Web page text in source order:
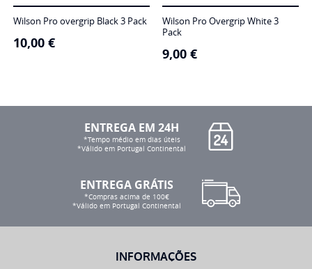
Wilson Pro overgrip Black 3 Pack
10,00 €
Wilson Pro Overgrip White 3
Pack
9,00 €
ENTREGA EM 24H
*Tempo médio em dias úteis
*Válido em Portugal Continental
ENTREGA GRÁTIS
*Compras acima de 100€
*Válido em Portugal Continental
INFORMAÇÕES